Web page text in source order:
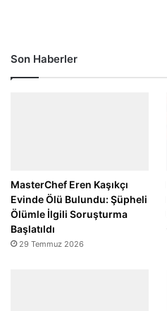
Son Haberler
MasterChef Eren Kaşıkçı
Evinde Ölü Bulundu: Şüpheli
Ölümle İlgili Soruşturma
Başlatıldı
29 Temmuz 2026